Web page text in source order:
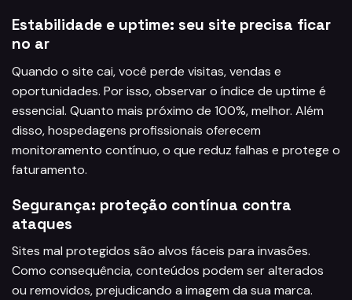
Estabilidade e uptime: seu site precisa ficar
no ar
Quando o site cai, você perde visitas, vendas e
oportunidades. Por isso, observar o índice de uptime é
essencial. Quanto mais próximo de 100%, melhor. Além
disso, hospedagens profissionais oferecem
monitoramento contínuo, o que reduz falhas e protege o
faturamento.
Segurança: proteção contínua contra
ataques
Sites mal protegidos são alvos fáceis para invasões.
Como consequência, conteúdos podem ser alterados
ou removidos, prejudicando a imagem da sua marca.